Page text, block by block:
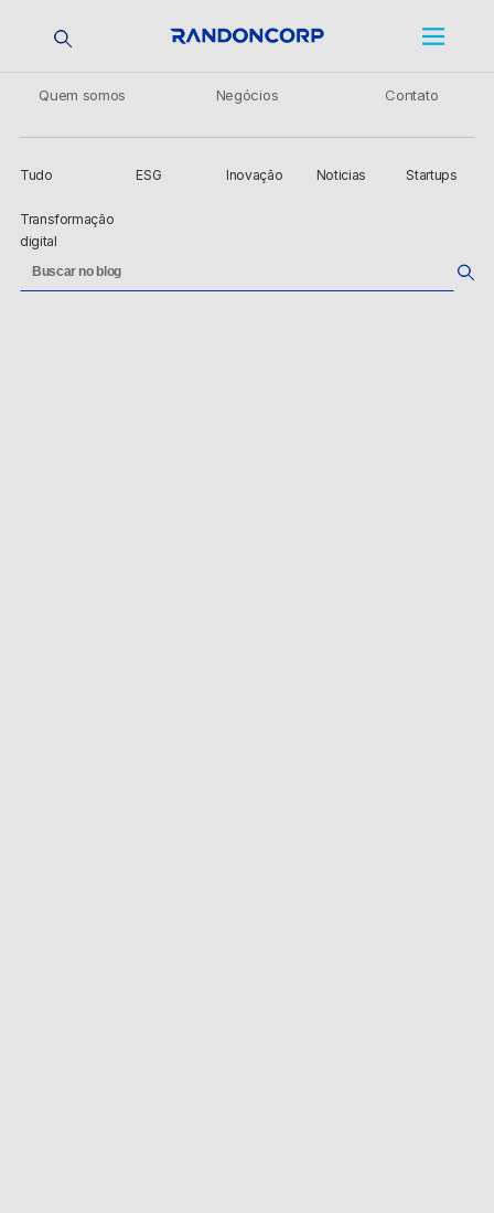
Quem somos Negócios Contato
Tudo ESG Inovação Noticias Startups
Transformação
digital